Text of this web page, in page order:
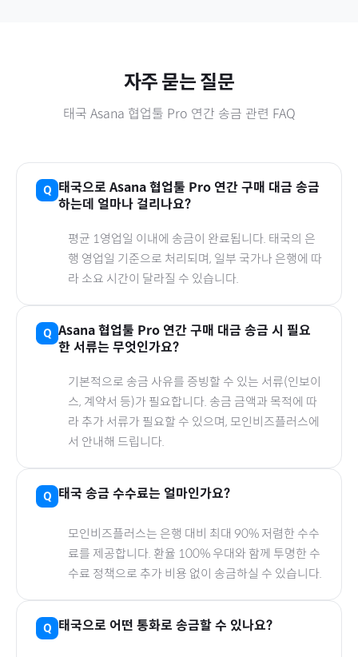
자주 묻는 질문
태국 Asana 협업툴 Pro 연간 송금 관련 FAQ
태국으로 Asana 협업툴 Pro 연간구매 대금 송금
하는데 얼마나 걸리나요?
평균 1영업일 이내에 송금이 완료됩니다. 태국의 은
행 영업일 기준으로 처리되며, 일부 국가나 은행에 따
라 소요 시간이 달라질 수 있습니다.
Asana 협업툴 Pro 연간구매 대금 송금 시 필요
한 서류는 무엇인가요?
기본적으로 송금 사유를 증빙할 수 있는 서류(인보이
스, 계약서 등)가 필요합니다. 송금 금액과 목적에 따
라 추가 서류가 필요할 수 있으며, 모인비즈플러스에
서 안내해 드립니다.
태국 송금 수수료는 얼마인가요?
모인비즈플러스는 은행 대비 최대 90% 저렴한 수수
료를 제공합니다. 환율 100% 우대와 함께 투명한 수
수료 정책으로 추가 비용 없이 송금하실 수 있습니다.
태국으로 어떤 통화로 송금할 수 있나요?